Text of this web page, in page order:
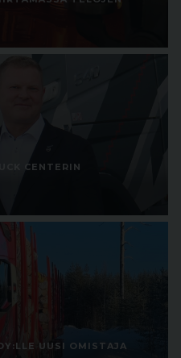
CENTERIN
UUSI OMISTAJA